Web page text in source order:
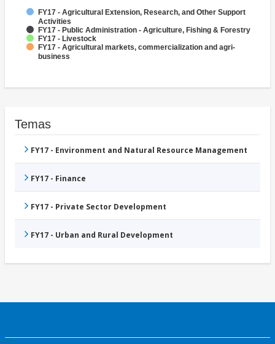
FY17 - Agricultural Extension, Research, and Other Support
Activities
FY17 - Public Administration - Agriculture, Fishing & Forestry
FY17 - Livestock
FY17 - Agricultural markets, commercialization and agri-
business
Temas
FY17 - Environment and Natural Resource Management
FY17 - Finance
FY17 - Private Sector Development
FY17 - Urban and Rural Development